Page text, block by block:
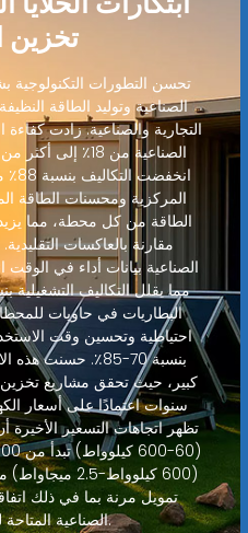
تخزين
تحسن التطورات التكنولوجية
الصناعية وتوليد الطاقة
التجارية والصناعية. زادت كفاءة
المركزية ومحسنات الطاقة
مقارنة بالعاكسات
الصناعية بيانات أداء في الوقت
البطاريات في حاويات
احتياطية وتحسين وقت
بنسبة 70-85٪. حسنت
سنوات اعتمادًا على أسعار
تظهر اتجاهات التسعير الأخيرة
تمويل مرنة بما في ذلك
الصناعية المتاحة للمشاريع التجارية.